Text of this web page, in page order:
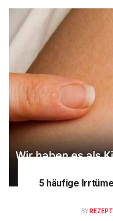
5 häufige
BY